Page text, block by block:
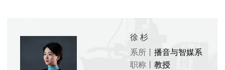
徐 杉
系所丨播音与智媒系
职称丨教授